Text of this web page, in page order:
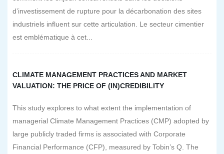
d’investissement de rupture pour la décarbonation des sites
industriels influent sur cette articulation. Le secteur cimentier
est emblématique à cet...
CLIMATE MANAGEMENT PRACTICES AND MARKET
VALUATION: THE PRICE OF (IN)CREDIBILITY
This study explores to what extent the implementation of
managerial Climate Management Practices (CMP) adopted by
large publicly traded firms is associated with Corporate
Financial Performance (CFP), measured by Tobin’s Q. The